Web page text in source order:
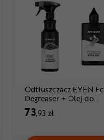
Odtłuszczacz EYEN
Degreaser + Olej do
łańcucha EYEN Dry
73,93 zł